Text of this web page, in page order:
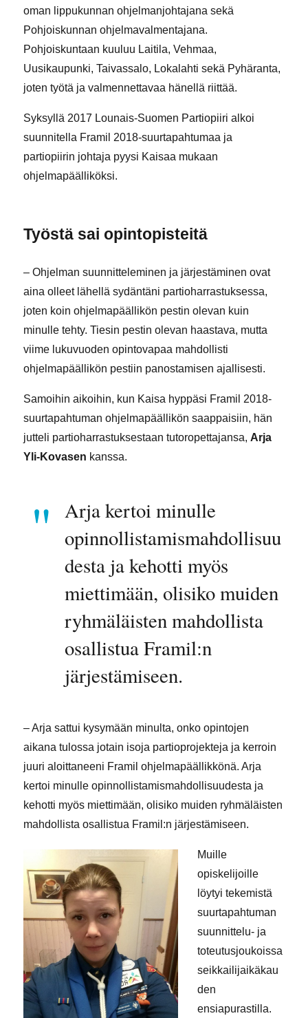
oman lippukunnan ohjelmanjohtajana sekä
Pohjoiskunnan ohjelmavalmentajana.
Pohjoiskuntaan kuuluu Laitila, Vehmaa,
Uusikaupunki, Taivassalo, Lokalahti sekä Pyhäranta,
joten työtä ja valmennettavaa hänellä riittää.
Syksyllä 2017 Lounais-Suomen Partiopiiri alkoi
suunnitella Framil 2018-suurtapahtumaa ja
partiopiirin johtaja pyysi Kaisaa mukaan
ohjelmapäälliköksi.
Työstä sai opintopisteitä
– Ohjelman suunnitteleminen ja järjestäminen ovat
aina olleet lähellä sydäntäni partioharrastuksessa,
joten koin ohjelmapäällikön pestin olevan kuin
minulle tehty. Tiesin pestin olevan haastava, mutta
viime lukuvuoden opintovapaa mahdollisti
ohjelmapäällikön pestiin panostamisen ajallisesti.
Samoihin aikoihin, kun Kaisa hyppäsi Framil 2018-
suurtapahtuman ohjelmapäällikön saappaisiin, hän
jutteli partioharrastuksestaan tutoropettajansa, Arja
Yli-Kovasen kanssa.
Arja kertoi minulle
opinnollistamismahdollisuu
desta ja kehotti myös
miettimään, olisiko muiden
ryhmäläisten mahdollista
osallistua Framil:n
järjestämiseen.
– Arja sattui kysymään minulta, onko opintojen
aikana tulossa jotain isoja partioprojekteja ja kerroin
juuri aloittaneeni Framil ohjelmapäällikkönä. Arja
kertoi minulle opinnollistamismahdollisuudesta ja
kehotti myös miettimään, olisiko muiden ryhmäläisten
mahdollista osallistua Framil:n järjestämiseen.
Muille
opiskelijoille
löytyi tekemistä
suurtapahtuman
suunnittelu- ja
toteutusjoukoissa
seikkailijaikäkau
den
ensiapurastilla.